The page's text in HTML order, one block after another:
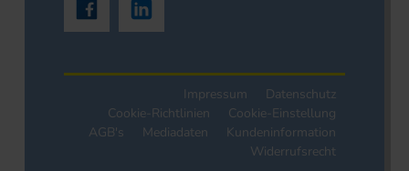
Impressum
Datenschutz
Cookie-Richtlinien
Cookie-Einstellung
AGB's
Mediadaten
Kundeninformation
Widerrufsrecht